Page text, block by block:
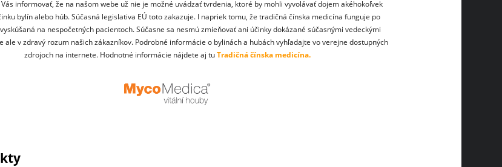
informovať, že na našom webe už nie je možné uvádzať tvrdenia, ktoré by mohli vyvolávať dojem akéhokoľvek
bylín alebo húb. Súčasná legislativa EÚ toto zakazuje. I napriek tomu, že tradičná čínska medicína funguje po
na nespočetných pacientoch. Súčasne sa nesmú zmieňovať ani účinky dokázané súčasnými vedeckými
ale v zdravý rozum našich zákazníkov. Podrobné informácie o bylinách a hubách vyhľadajte vo verejne dostupných
zdrojoch na internete. Hodnotné informácie nájdete aj tuTradičná čínska medicína.